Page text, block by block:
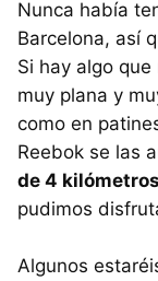
Nunca había
Barcelona, así
Si hay algo
muy plana y
como en
Reebok se las
de 4
pudimos
Algunos